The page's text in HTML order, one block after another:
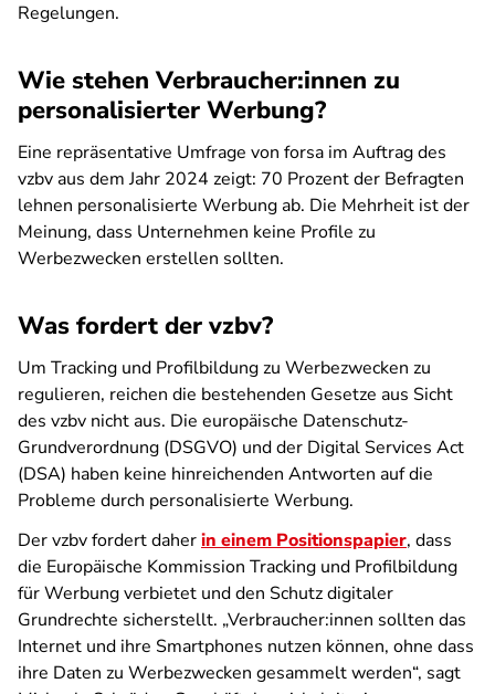
Regelungen.
Wie stehen Verbraucher:innen zu
personalisierter Werbung?
Eine repräsentative Umfrage von forsa im Auftrag des
vzbv aus dem Jahr 2024 zeigt: 70 Prozent der Befragten
lehnen personalisierte Werbung ab. Die Mehrheit ist der
Meinung, dass Unternehmen keine Profile zu
Werbezwecken erstellen sollten.
Was fordert der vzbv?
Um Tracking und Profilbildung zu Werbezwecken zu
regulieren, reichen die bestehenden Gesetze aus Sicht
des vzbv nicht aus. Die europäische Datenschutz-
Grundverordnung (DSGVO) und der Digital Services Act
(DSA) haben keine hinreichenden Antworten auf die
Probleme durch personalisierte Werbung.
Der vzbv fordert daherin einem Positionspapier, dass
die Europäische Kommission Tracking und Profilbildung
für Werbung verbietet und den Schutz digitaler
Grundrechte sicherstellt. „Verbraucher:innen sollten das
Internet und ihre Smartphones nutzen können, ohne dass
ihre Daten zu Werbezwecken gesammelt werden“, sagt